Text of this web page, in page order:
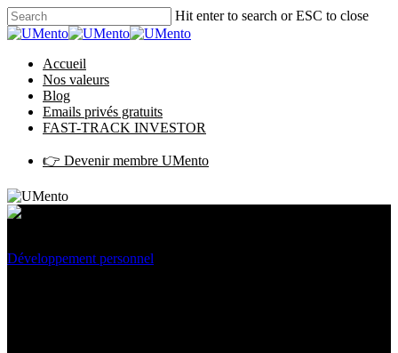
Hit enter to search or ESC to close
Accueil
Nos valeurs
Blog
Emails privés gratuits
FAST-TRACK INVESTOR
👉 Devenir membre UMento
Développement personnel